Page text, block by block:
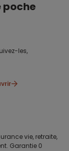
poche
les,
vie, retraite,
Garantie 0